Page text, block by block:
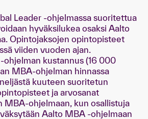
Leader -ohjelmassa suoritettua
hyväksilukea osaksi Aalto
Opintojaksojen opintopisteet
viiden vuoden ajan.
ohjelman kustannus (16 000
MBA-ohjelman hinnassa
kuuteen suoritetun
ja arvosanat
MBA-ohjelmaan, kun osallistuja
Aalto MBA -ohjelmaan